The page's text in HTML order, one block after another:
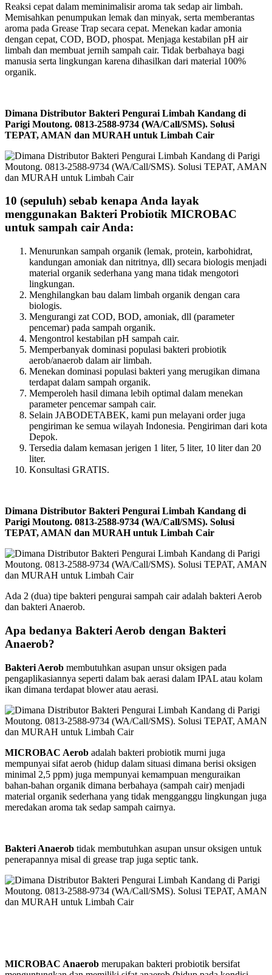
Reaksi cepat dalam meminimalisir aroma tak sedap air limbah.
Memisahkan penumpukan lemak dan minyak, serta memberantas
aroma pada Grease Trap secara cepat. Menekan kadar amonia
dengan cepat, COD, BOD, phospat. Menjaga kestabilan pH air
limbah dan membuat jernih sampah cair. Tidak berbahaya bagi
manusia serta lingkungan karena dihasilkan dari material 100%
organik.
Dimana Distributor Bakteri Pengurai Limbah Kandang di
Parigi Moutong. 0813-2588-9734 (WA/Call/SMS). Solusi
TEPAT, AMAN dan MURAH untuk Limbah Cair
10 (sepuluh) sebab kenapa Anda layak
menggunakan Bakteri Probiotik MICROBAC
untuk sampah cair Anda:
Menurunkan sampah organik (lemak, protein, karbohidrat,
kandungan amoniak dan nitritnya, dll) secara biologis menjadi
material organik sederhana yang mana tidak mengotori
lingkungan.
Menghilangkan bau dalam limbah organik dengan cara
biologis.
Mengurangi zat COD, BOD, amoniak, dll (parameter
pencemar) pada sampah organik.
Mengontrol kestabilan pH sampah cair.
Memperbanyak dominasi populasi bakteri probiotik
aerob/anaerob dalam air limbah.
Menekan dominasi populasi bakteri yang merugikan dimana
terdapat dalam sampah organik.
Memperoleh hasil dimana lebih optimal dalam menekan
parameter pencemar sampah cair.
Selain JABODETABEK, kami pun melayani order juga
pengiriman ke semua wilayah Indonesia. Pengiriman dari kota
Depok.
Tersedia dalam kemasan jerigen 1 liter, 5 liter, 10 liter dan 20
liter.
Konsultasi GRATIS.
Dimana Distributor Bakteri Pengurai Limbah Kandang di
Parigi Moutong. 0813-2588-9734 (WA/Call/SMS). Solusi
TEPAT, AMAN dan MURAH untuk Limbah Cair
Ada 2 (dua) tipe bakteri pengurai sampah cair adalah bakteri Aerob
dan bakteri Anaerob.
Apa bedanya Bakteri Aerob dengan Bakteri
Anaerob?
Bakteri Aerob membutuhkan asupan unsur oksigen pada
pengaplikasiannya seperti dalam bak aerasi dalam IPAL atau kolam
ikan dimana terdapat blower atau aerasi.
MICROBAC Aerob adalah bakteri probiotik murni juga
mempunyai sifat aerob (hidup dalam situasi dimana berisi oksigen
minimal 2,5 ppm) juga mempunyai kemampuan menguraikan
bahan-bahan organik dimana berbahaya (sampah cair) menjadi
material organik sederhana yang tidak mengganggu lingkungan juga
meredakan aroma tak sedap sampah cairnya.
Bakteri Anaerob tidak membutuhkan asupan unsur oksigen untuk
penerapannya misal di grease trap juga septic tank.
MICROBAC Anaerob merupakan bakteri probiotik bersifat